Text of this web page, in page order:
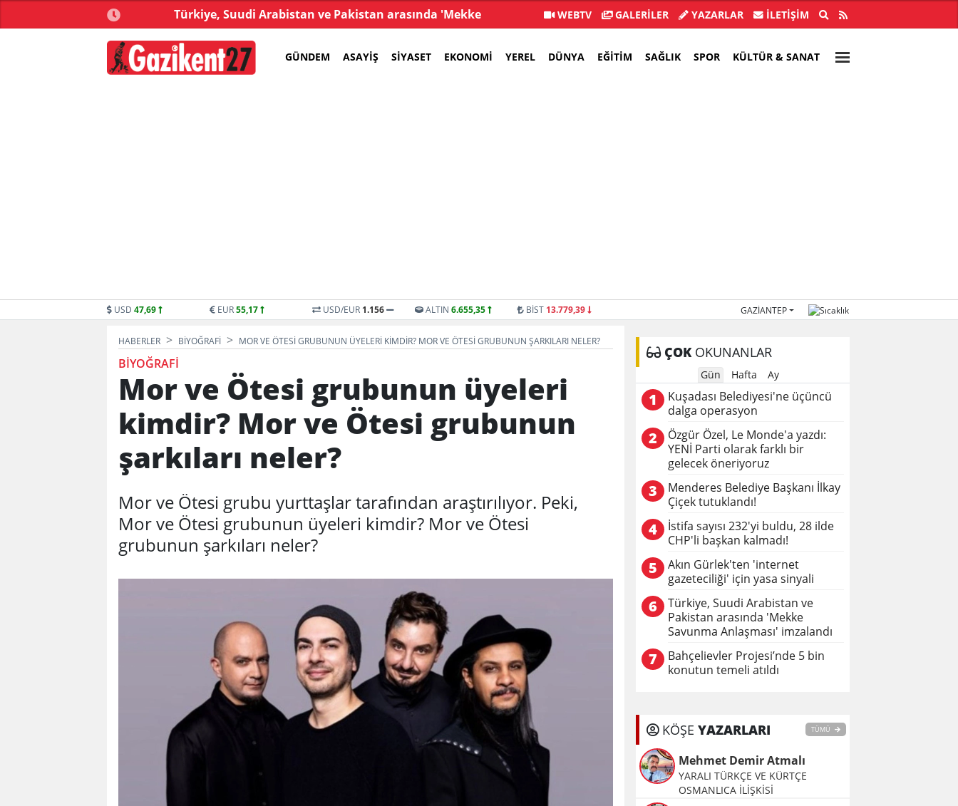
Çiçek tutuklandı!
Türkiye, Suudi Arabistan ve Pakistan arasında 'Mekke
Savunma Anlaşması' imzalandı
Özgür Özel, Le Monde'a yazdı: YENİ Parti olarak farklı bir
gelecek öneriyoruz
WEBTV GALERİLER YAZARLAR İLETIŞIM
GÜNDEM ASAYIŞ SIYASET EKONOMI YEREL DÜNYA EĞITIM SAĞLIK SPOR KÜLTÜR & SANAT
USD 47,69 EUR55,17 USD/EUR 1.156 ALTIN 6.655,35 BİST 13.779,39 GAZIANTEP
HABERLER BIYOĞRAFI MOR VE ÖTESI GRUBUNUN ÜYELERI KIMDIR? MOR VE ÖTESI GRUBUNUN ŞARKILARI NELER?
BIYOĞRAFI
Mor ve Ötesi grubunun üyeleri
kimdir? Mor ve Ötesi grubunun
şarkıları neler?
Mor ve Ötesi grubu yurttaşlar tarafından araştırılıyor. Peki,
Mor ve Ötesi grubunun üyeleri kimdir? Mor ve Ötesi
grubunun şarkıları neler?
ÇOKOKUNANLAR
Gün Hafta Ay
1
Kuşadası Belediyesi'ne üçüncü
dalga operasyon
2
Özgür Özel, Le Monde'a yazdı:
YENİ Parti olarak farklı bir
gelecek öneriyoruz
3
Menderes Belediye Başkanı İlkay
Çiçek tutuklandı!
4
İstifa sayısı 232'yi buldu, 28 ilde
CHP'li başkan kalmadı!
5
Akın Gürlek'ten 'internet
gazeteciliği' için yasa sinyali
6
Türkiye, Suudi Arabistan ve
Pakistan arasında 'Mekke
Savunma Anlaşması' imzalandı
7
Bahçelievler Projesi’nde 5 bin
konutun temeli atıldı
KÖŞE YAZARLARI TÜMÜ
Mehmet Demir Atmalı
YARALI TÜRKÇE VE KÜRTÇE
OSMANLICA İLİŞKİSİ